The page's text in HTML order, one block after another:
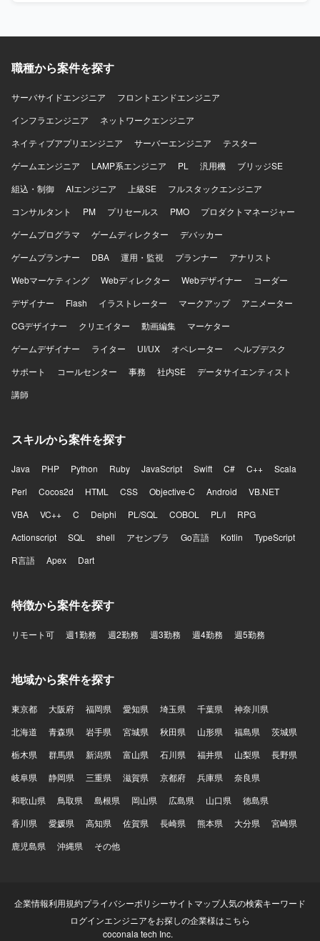
職種から案件を探す
サーバサイドエンジニア
フロントエンドエンジニア
インフラエンジニア
ネットワークエンジニア
ネイティブアプリエンジニア
サーバーエンジニア
テスター
ゲームエンジニア
LAMP系エンジニア PL 汎用機
ブリッジSE
組込・制御
AIエンジニア 上級SE
フルスタックエンジニア
コンサルタント
PM プリセールス PMO
プロダクトマネージャー
ゲームプログラマ
ゲームディレクター
デバッカー
ゲームプランナー
DBA 運用・監視 プランナー
アナリスト
Webマーケティング
Webディレクター Webデザイナー
コーダー
デザイナー
Flash イラストレーター マークアップ
アニメーター
CGデザイナー
クリエイター 動画編集
マーケター
ゲームデザイナー
ライター UI/UX オペレーター
ヘルプデスク
サポート
コールセンター 事務 社内SE
データサイエンティスト
講師
スキルから案件を探す
Java PHP Python Ruby JavaScript Swift C# C++
Scala
Perl
Cocos2d HTML CSS Objective-C Android
VB.NET
VBA
VC++ C Delphi PL/SQL COBOL PL/I
RPG
Actionscript
SQL shell アセンブラ Go言語 Kotlin
TypeScript
R言語
Apex Dart
特徴から案件を探す
リモート可 週1勤務 週2勤務 週3勤務 週4勤務 週5勤務
地域から案件を探す
東京都 大阪府 福岡県 愛知県 埼玉県 千葉県
神奈川県
北海道
青森県 岩手県 宮城県 秋田県 山形県 福島県
茨城県
栃木県
群馬県 新潟県 富山県 石川県 福井県 山梨県
長野県
岐阜県
静岡県 三重県 滋賀県 京都府 兵庫県
奈良県
和歌山県
鳥取県 島根県 岡山県 広島県 山口県
徳島県
香川県
愛媛県 高知県 佐賀県 長崎県 熊本県 大分県
宮崎県
鹿児島県
沖縄県 その他
企業情報利用規約プライバシーポリシーサイトマップ人気の検索キーワード
ログインエンジニアをお探しの企業様はこちら
coconala tech Inc.